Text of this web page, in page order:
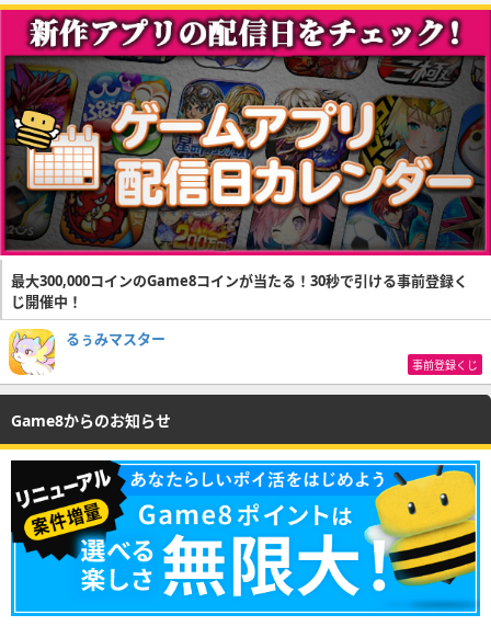
最大300,000コインのGame8コインが当たる！30秒で引ける事前登録く
じ開催中！
るぅみマスター
事前登録くじ
Game8からのお知らせ